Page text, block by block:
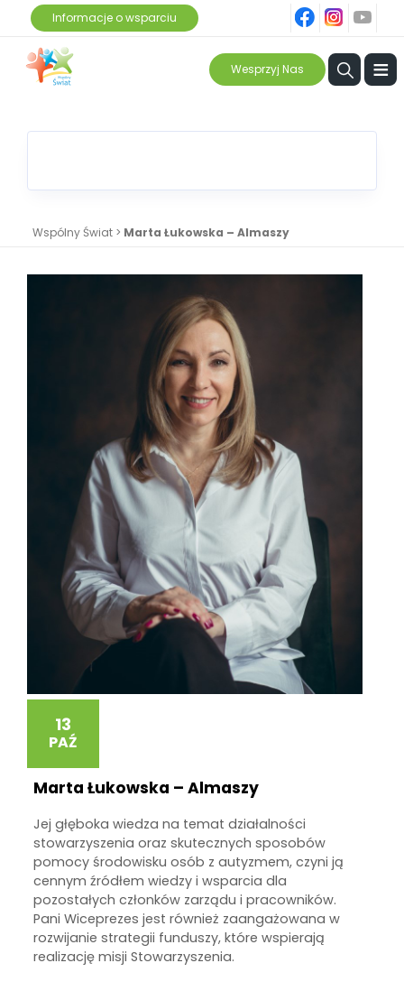
Informacje o wsparciu
ins
Wesprzyj Nas ≡
Wspólny Świat > Marta Łukowska – Almaszy
13
PAŹ
Marta Łukowska – Almaszy
Jej głęboka wiedza na temat działalności
stowarzyszenia oraz skutecznych sposobów
pomocy środowisku osób z autyzmem, czyni ją
cennym źródłem wiedzy i wsparcia dla
pozostałych członków zarządu i pracowników.
Pani Wiceprezes jest również zaangażowana w
rozwijanie strategii funduszy, które wspierają
realizację misji Stowarzyszenia.